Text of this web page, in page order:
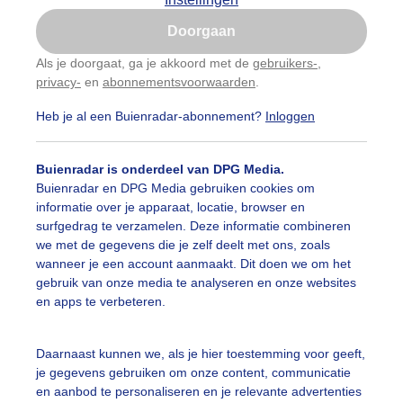
Doorgaan
Als je doorgaat, ga je akkoord met de gebruikers-
privacy- en abonnementsvoorwaarden
Heb je al een Buienradar-abonnement? Inloggen
Buienradar is onderdeel van DPG Media.
Buienradar en DPG Media gebruiken cookies om
informatie over je apparaat, locatie, browser en
surfgedrag te verzamelen. Deze informatie combineren
we met de gegevens die je zelf deelt met ons, zoals
wanneer je een account aanmaakt. Dit doen we om het
gebruik van onze media te analyseren en onze websites
en apps te verbeteren.
Daarnaast kunnen we, als je hier toestemming voor geeft,
je gegevens gebruiken om onze content, communicatie
en aanbod te personaliseren en je relevante advertenties
Nu niet, misschien later
Gebruik je Safari en wil je niet elke dag deze pop-up
Klikhierom dit aan te passen